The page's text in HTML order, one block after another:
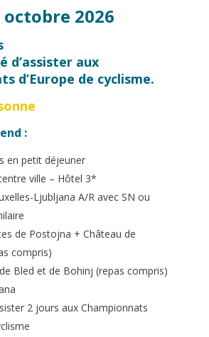
octobre 2026
d’assister aux
d’Europe de cyclisme.
:
en petit déjeuner
ville – Hôtel 3*
Ljubljana A/R avec SN ou
de Postojna + Château de
compris)
Bled et de Bohinj (repas compris)
2 jours aux Championnats